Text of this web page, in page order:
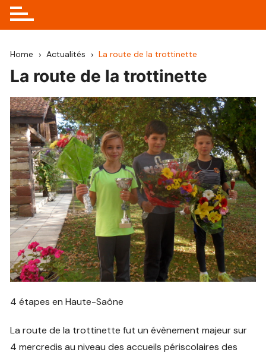
Home Actualités La route de la trottinette
La route de la trottinette
4 étapes en Haute-Saône
La route de la trottinette fut un évènement majeur sur
4 mercredis au niveau des accueils périscolaires des